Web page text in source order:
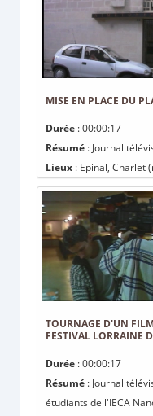
MISE EN PLACE DU
Durée : 00:00:17
Résumé : Journal
Lieux : Epinal, Charlet
TOURNAGE D'UN
FESTIVAL LORRAINE
Durée : 00:00:17
Résumé : Journal
étudiants de l'IECA